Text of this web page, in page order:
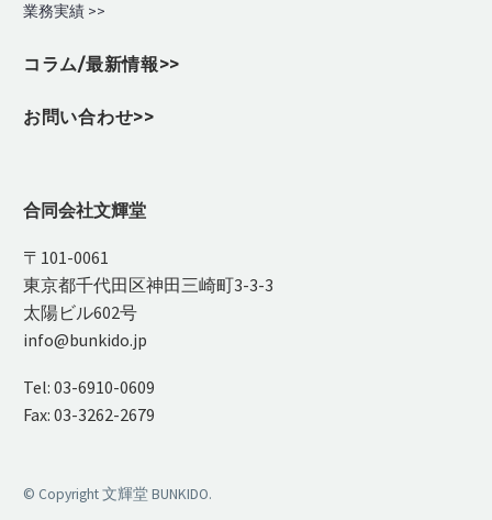
業務実績 >>
コラム/最新情報>>
お問い合わせ>>
合同会社文輝堂
〒101-0061
東京都千代田区神田三崎町3-3-3
太陽ビル602号
info@bunkido.jp
Tel: 03-6910-0609
Fax: 03-3262-2679
© Copyright 文輝堂 BUNKIDO.